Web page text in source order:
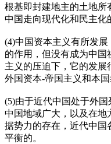
根基即封建地主的土地所
中国走向现代化和民主化
(4)中国资本主义有所发
的作用，但没有成为中国
主义的压迫下，它的发
外国资本-帝国主义和本
(5)由于近代中国处于外
中国地域广大，以及在地
据势力的存在，近代中国
平衡的。